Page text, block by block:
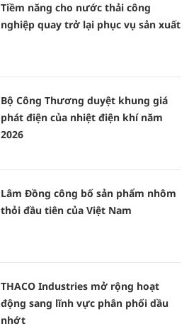
Tiềm năng cho nước thải công
nghiệp quay trở lại phục vụ sản xuất
Bộ Công Thương duyệt khung giá
phát điện của nhiệt điện khí năm
2026
Lâm Đồng công bố sản phẩm nhôm
thỏi đầu tiên của Việt Nam
THACO Industries mở rộng hoạt
động sang lĩnh vực phân phối dầu
nhớt